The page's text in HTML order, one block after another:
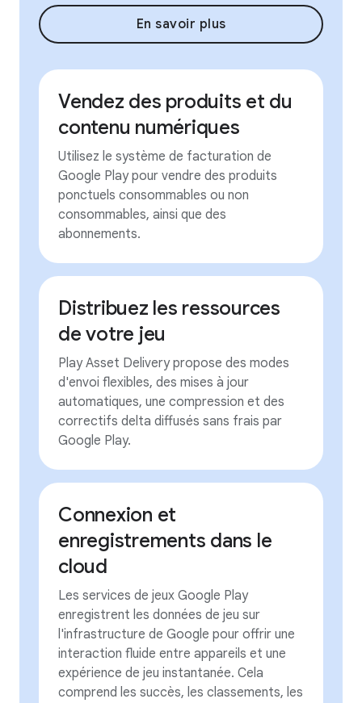
En savoir plus
Vendez des produits et du
contenu numériques
Utilisez le système de facturation de
Google Play pour vendre des produits
ponctuels consommables ou non
consommables, ainsi que des
abonnements.
Distribuez les ressources
de votre jeu
Play Asset Delivery propose des modes
d'envoi flexibles, des mises à jour
automatiques, une compression et des
correctifs delta diffusés sans frais par
Google Play.
Connexion et
enregistrements dans le
cloud
Les services de jeux Google Play
enregistrent les données de jeu sur
l'infrastructure de Google pour offrir une
interaction fluide entre appareils et une
expérience de jeu instantanée. Cela
comprend les succès, les classements, les